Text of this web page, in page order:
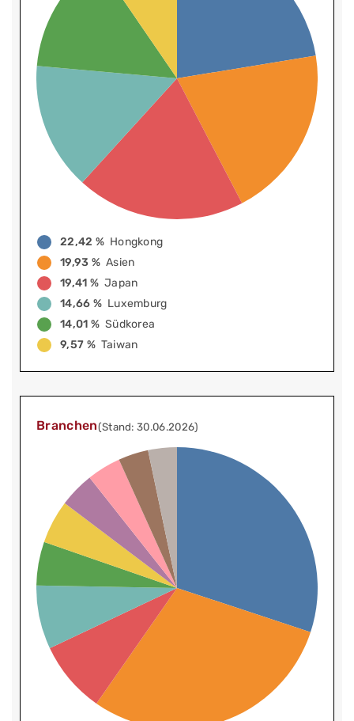
22,42 % Hongkong
19,93 % Asien
19,41 % Japan
14,66 % Luxemburg
14,01 % Südkorea
9,57 % Taiwan
Branchen(Stand: 30.06.2026)